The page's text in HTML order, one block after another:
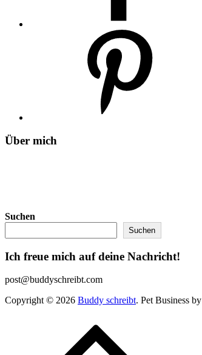
Über mich
Suchen
Suchen
Ich freue mich auf deine Nachricht!
post@buddyschreibt.com
Copyright © 2026 Buddy schreibt. Pet Business by